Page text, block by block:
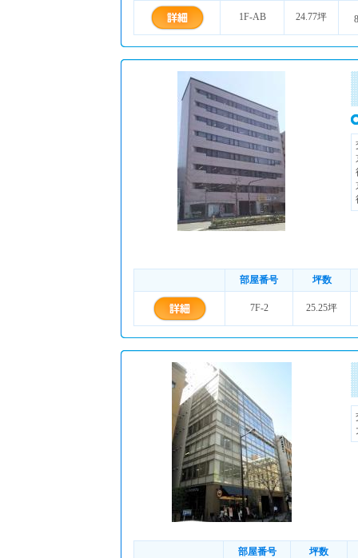
1F-AB 24.77坪
部屋番号 坪数
7F-2 25.25坪
部屋番号 坪数